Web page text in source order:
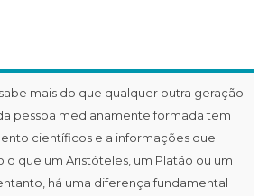
mais do que qualquer outra geração
pessoa medianamente formada tem
científicos e a informações que
que um Aristóteles, um Platão ou um
há uma diferença fundamental